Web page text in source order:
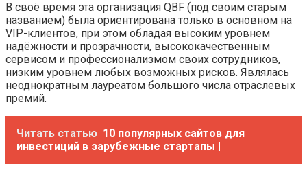
В своё время эта организация QBF (под своим старым
названием) была ориентирована только в основном на
VIP-клиентов, при этом обладая высоким уровнем
надёжности и прозрачности, высококачественным
сервисом и профессионализмом своих сотрудников,
низким уровнем любых возможных рисков. Являлась
неоднократным лауреатом большого числа отраслевых
премий.
Читать статью 10 популярных сайтов для
инвестиций в зарубежные стартапы |